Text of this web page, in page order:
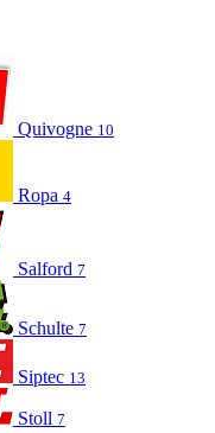
Quivogne 10
Ropa 4
Salford 7
Schulte 7
Siptec 13
Stoll 7